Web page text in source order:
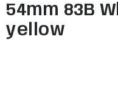
54mm 83B
yellow